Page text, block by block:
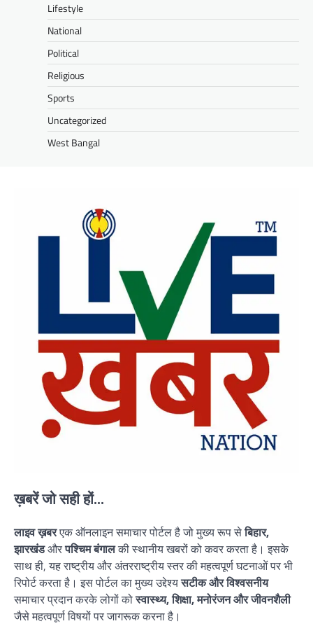
Lifestyle
National
Political
Religious
Sports
Uncategorized
West Bangal
ख़बरें जो सही हों...
लाइव ख़बरएक ऑनलाइन समाचार पोर्टल है जो मुख्य रूप सेबिहार,
झारखंडऔरपश्चिम बंगालकी स्थानीय खबरों को कवर करता है। इसके
साथ ही, यह राष्ट्रीय और अंतरराष्ट्रीय स्तर की महत्वपूर्ण घटनाओं पर भी
रिपोर्ट करता है। इस पोर्टल का मुख्य उद्देश्यसटीक और विश्वसनीय
समाचार प्रदान करके लोगों कोस्वास्थ्य, शिक्षा, मनोरंजन और जीवनशैली
जैसे महत्वपूर्ण विषयों पर जागरूक करना है।